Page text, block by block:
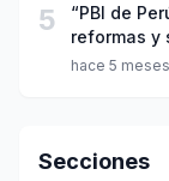
5
“PBI de
reformas y
hace 5 meses
Secciones